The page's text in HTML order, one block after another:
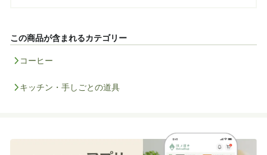
この商品が含まれるカテゴリー
コーヒー
キッチン・手しごとの道具